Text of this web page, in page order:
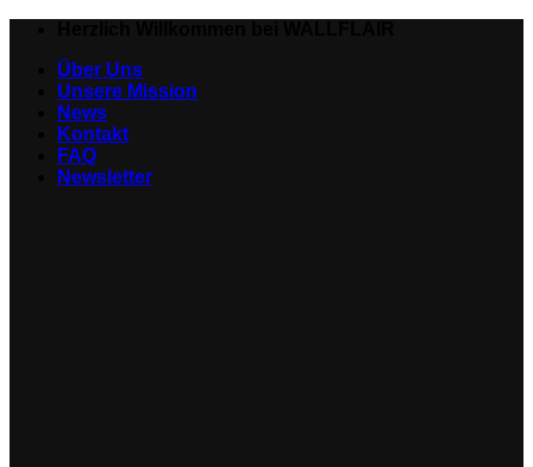
springenÜber Uns
Unsere Mission
News
Kontakt
FAQ
Newsletter